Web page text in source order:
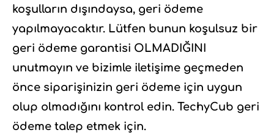
koşulların dışındaysa, geri ödeme
yapılmayacaktır. Lütfen bunun koşulsuz bir
geri ödeme garantisi OLMADIĞINI
unutmayın ve bizimle iletişime geçmeden
önce siparişinizin geri ödeme için uygun
olup olmadığını kontrol edin. TechyCub geri
ödeme talep etmek için.